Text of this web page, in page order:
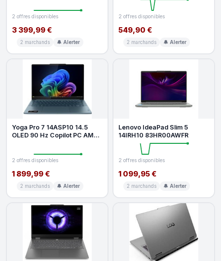
2 offres disponibles
3 399,99 €
2 marchands 🔔 Alerter
2 offres disponibles
549,90 €
2 marchands 🔔 Alerter
Yoga Pro 7 14ASP10 14.5
OLED 90 Hz Copilot PC AMD
2 offres disponibles
1 899,99 €
2 marchands 🔔 Alerter
Lenovo IdeaPad Slim 5
14IRH10 83HR00AWFR
2 offres disponibles
1 099,95 €
2 marchands 🔔 Alerter